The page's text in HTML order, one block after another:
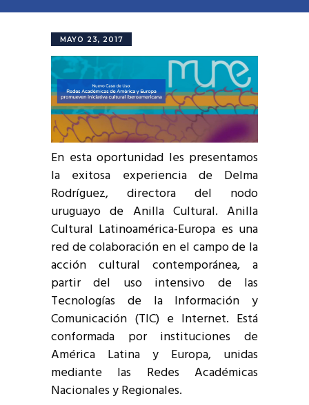
MAYO 23, 2017
En esta oportunidad les presentamos
la exitosa experiencia de Delma
Rodríguez, directora del nodo
uruguayo de Anilla Cultural. Anilla
Cultural Latinoamérica-Europa es una
red de colaboración en el campo de la
acción cultural contemporánea, a
partir del uso intensivo de las
Tecnologías de la Información y
Comunicación (TIC) e Internet. Está
conformada por instituciones de
América Latina y Europa, unidas
mediante las Redes Académicas
Nacionales y Regionales.